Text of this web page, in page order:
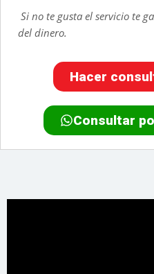
Si no te gusta el servicio te
del dinero.
Hacer
Consultar